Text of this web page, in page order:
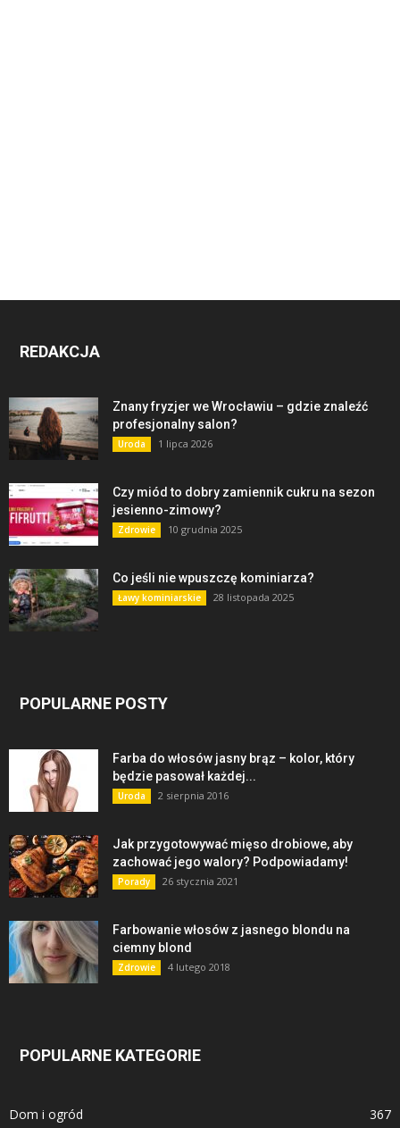
REDAKCJA
Znany fryzjer we Wrocławiu – gdzie znaleźć
profesjonalny salon?
Uroda 1 lipca 2026
Czy miód to dobry zamiennik cukru na sezon
jesienno-zimowy?
Zdrowie 10 grudnia 2025
Co jeśli nie wpuszczę kominiarza?
Ławy kominiarskie 28 listopada 2025
POPULARNE POSTY
Farba do włosów jasny brąz – kolor, który
będzie pasował każdej...
Uroda 2 sierpnia 2016
Jak przygotowywać mięso drobiowe, aby
zachować jego walory? Podpowiadamy!
Porady 26 stycznia 2021
Farbowanie włosów z jasnego blondu na
ciemny blond
Zdrowie 4 lutego 2018
POPULARNE KATEGORIE
Dom i ogród
367